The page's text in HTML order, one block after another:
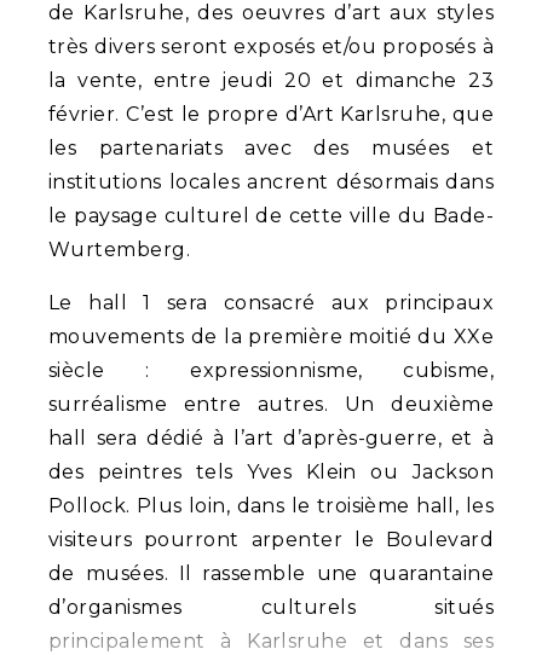
de Karlsruhe, des oeuvres d’art aux styles
très divers seront exposés et/ou proposés à
la vente, entre jeudi 20 et dimanche 23
février. C’est le propre d’Art Karlsruhe, que
les partenariats avec des musées et
institutions locales ancrent désormais dans
le paysage culturel de cette ville du Bade-
Wurtemberg.
Le hall 1 sera consacré aux principaux
mouvements de la première moitié du XXe
siècle : expressionnisme, cubisme,
surréalisme entre autres. Un deuxième
hall sera dédié à l’art d’après-guerre, et à
des peintres tels Yves Klein ou Jackson
Pollock. Plus loin, dans le troisième hall, les
visiteurs pourront arpenter le Boulevard
de musées. Il rassemble une quarantaine
d’organismes culturels situés
principalement à Karlsruhe et dans ses